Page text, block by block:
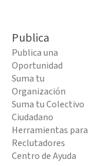
Publica
Publica una
Oportunidad
Suma tu
Organización
Suma tu Colectivo
Ciudadano
Herramientas para
Reclutadores
Centro de Ayuda